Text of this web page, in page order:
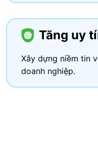
Tăng uy
Xây dựng niềm tin
doanh nghiệp.